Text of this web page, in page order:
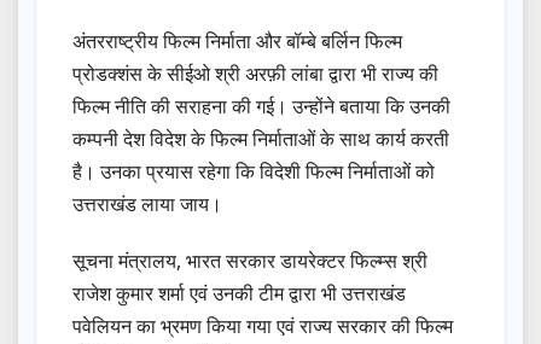
अंतरराष्ट्रीय फिल्म निर्माता और बॉम्बे बर्लिन फिल्म
प्रोडक्शंस के सीईओ श्री अरफ़ी लांबा द्वारा भी राज्य की
फिल्म नीति की सराहना की गई। उन्होंने बताया कि उनकी
कम्पनी देश विदेश के फिल्म निर्माताओं के साथ कार्य करती
है। उनका प्रयास रहेगा कि विदेशी फिल्म निर्माताओं को
उत्तराखंड लाया जाय।
सूचना मंत्रालय, भारत सरकार डायरेक्टर फिल्म्स श्री
राजेश कुमार शर्मा एवं उनकी टीम द्वारा भी उत्तराखंड
पवेलियन का भ्रमण किया गया एवं राज्य सरकार की फिल्म